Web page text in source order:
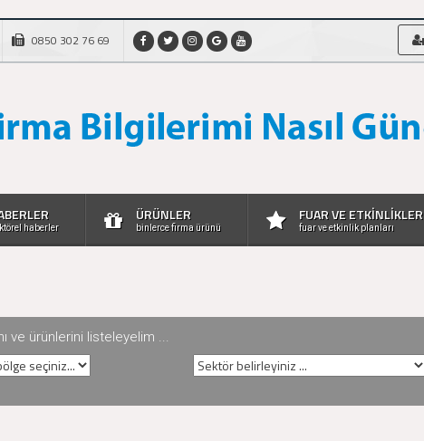
0850 302 76 69
haberler
ÜRÜNLER
binlerce firma ürünü
FUAR VE ETKİNLİKLER
fuar ve etkinlik planları
ve ürünlerini listeleyelim ...